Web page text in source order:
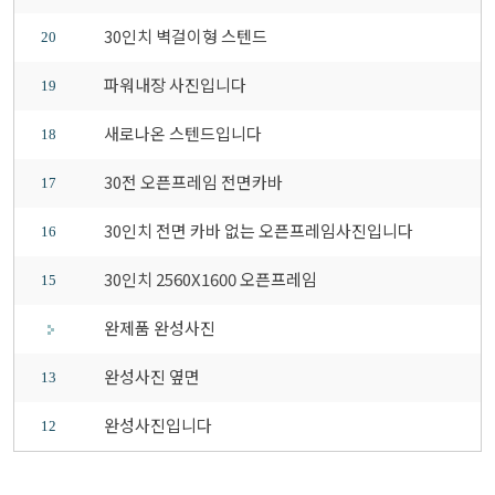
20 30인치 벽걸이형 스텐드
19 파워내장 사진입니다
18 새로나온 스텐드입니다
17 30전 오픈프레임 전면카바
16 30인치 전면 카바 없는 오픈프레임사진입니다
15 30인치 2560X1600 오픈프레임
완제품 완성사진
13 완성사진 옆면
12 완성사진입니다